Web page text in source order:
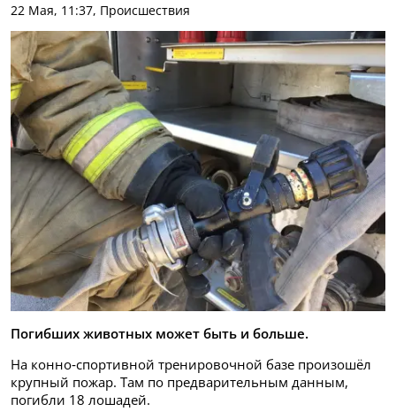
22 Мая, 11:37, Происшествия
Погибших животных может быть и больше.
На конно‑спортивной тренировочной базе произошёл
крупный пожар. Там по предварительным данным,
погибли 18 лошадей.